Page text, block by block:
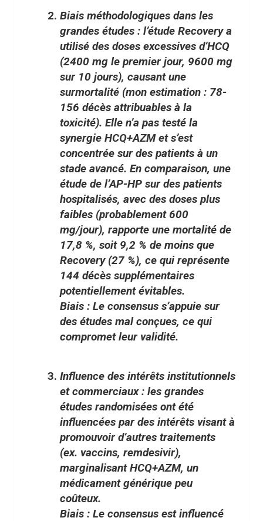
Biais méthodologiques dans les
grandes études : l’étude Recovery a
utilisé des doses excessives d’HCQ
(2400 mg le premier jour, 9600 mg
sur 10 jours), causant une
surmortalité (mon estimation : 78-
156 décès attribuables à la
toxicité). Elle n’a pas testé la
synergie HCQ+AZM et s’est
concentrée sur des patients à un
stade avancé. En comparaison, une
étude de l’AP-HP sur des patients
hospitalisés, avec des doses plus
faibles (probablement 600
mg/jour), rapporte une mortalité de
17,8 %, soit 9,2 % de moins que
Recovery (27 %), ce qui représente
144 décès supplémentaires
potentiellement évitables.
Biais : Le consensus s’appuie sur
des études mal conçues, ce qui
compromet leur validité.
Influence des intérêts institutionnels
et commerciaux: les grandes
études randomisées ont été
influencées par des intérêts visant à
promouvoir d’autres traitements
(ex. vaccins, remdesivir),
marginalisant HCQ+AZM, un
médicament générique peu
coûteux.
Biais : Le consensus est influencé